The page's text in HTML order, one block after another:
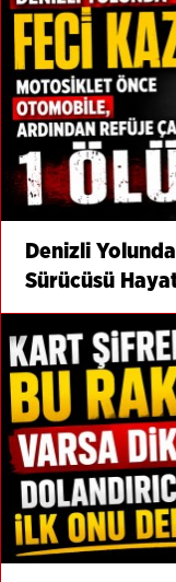
Denizli
Sürücüsü